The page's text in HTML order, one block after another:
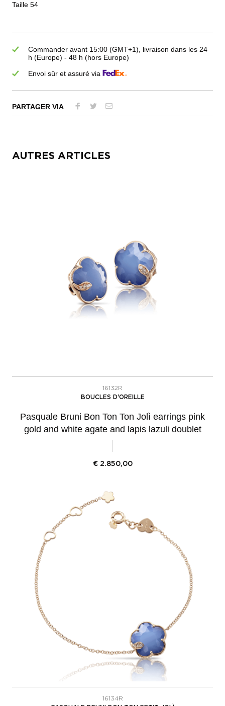
Taille 54
Commander avant 15:00 (GMT+1), livraison dans les 24
h (Europe) - 48 h (hors Europe)
Envoi sûr et assuré via
PARTAGER VIA
AUTRES ARTICLES
16132R
BOUCLES D'OREILLE
Pasquale Bruni Bon Ton Ton Jolì earrings pink
gold and white agate and lapis lazuli doublet
€ 2.850,00
16134R